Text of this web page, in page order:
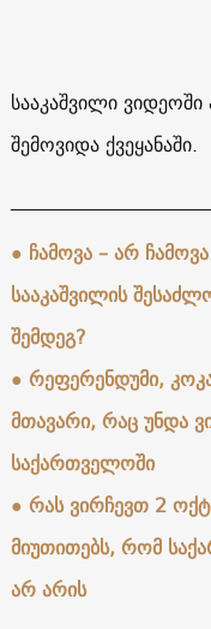
სააკაშვილი
შემოვიდა ქვეყანაში.
● ჩამოვა – არ
სააკაშვილის
შემდეგ?
● რეფერენდუმი,
მთავარი, რაც უნდა
საქართველოში
● რას ვირჩევთ 2
მიუთითებს, რომ
არ არის